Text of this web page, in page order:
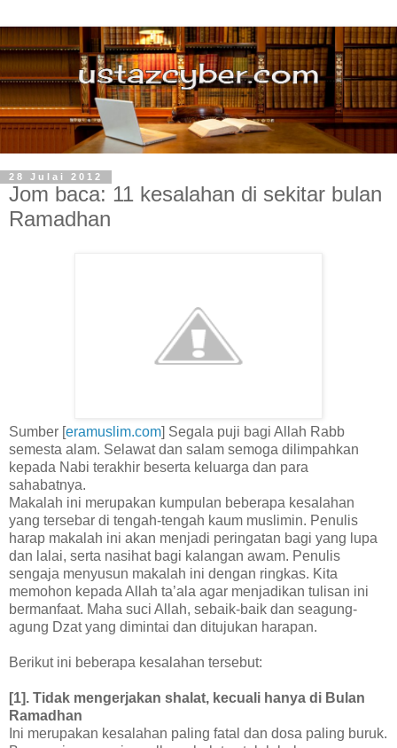
28 Julai 2012
Jom baca: 11 kesalahan di sekitar bulan
Ramadhan
Sumber [eramuslim.com] Segala puji bagi Allah Rabb
semesta alam. Selawat dan salam semoga dilimpahkan
kepada Nabi terakhir beserta keluarga dan para
sahabatnya.
Makalah ini merupakan kumpulan beberapa kesalahan
yang tersebar di tengah-tengah kaum muslimin. Penulis
harap makalah ini akan menjadi peringatan bagi yang lupa
dan lalai, serta nasihat bagi kalangan awam. Penulis
sengaja menyusun makalah ini dengan ringkas. Kita
memohon kepada Allah ta’ala agar menjadikan tulisan ini
bermanfaat. Maha suci Allah, sebaik-baik dan seagung-
agung Dzat yang dimintai dan ditujukan harapan.
Berikut ini beberapa kesalahan tersebut:
[1]. Tidak mengerjakan shalat, kecuali hanya di Bulan
Ramadhan
Ini merupakan kesalahan paling fatal dan dosa paling buruk.